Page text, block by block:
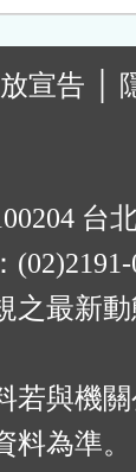
宣告
台
之最新
若與機
料為準。